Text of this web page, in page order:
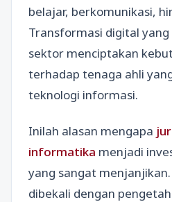
belajar, berkomunikasi,
Transformasi digital
sektor menciptakan
terhadap tenaga ahli
teknologi informasi.
Inilah alasan mengapa
informatika menjadi
yang sangat
dibekali dengan